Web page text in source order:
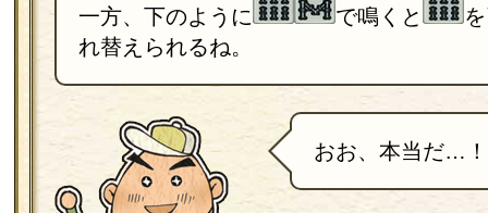
一方、下のように で鳴くと
れ替えられるね。
おお、本当だ…